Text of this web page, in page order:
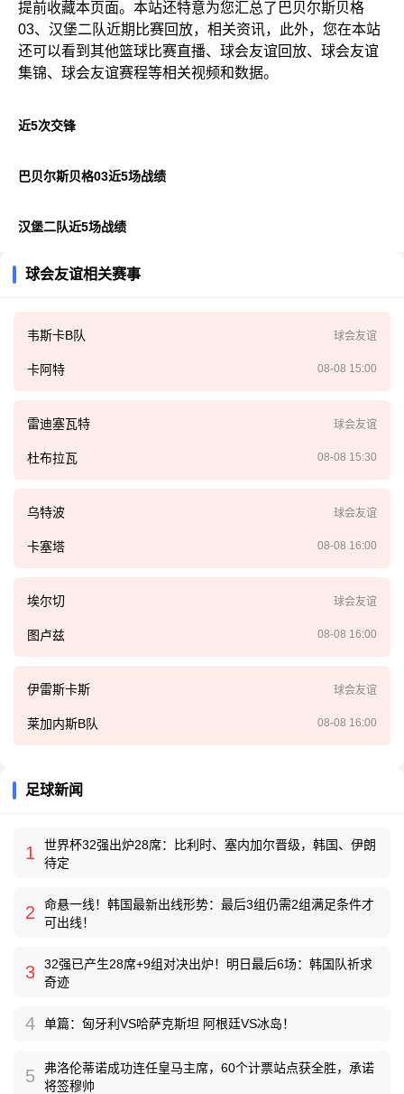
提前收藏本页面。本站还特意为您汇总了巴贝尔斯贝格
03、汉堡二队近期比赛回放，相关资讯，此外，您在本站
还可以看到其他篮球比赛直播、球会友谊回放、球会友谊
集锦、球会友谊赛程等相关视频和数据。
近5次交锋
巴贝尔斯贝格03近5场战绩
汉堡二队近5场战绩
球会友谊相关赛事
韦斯卡B队 球会友谊
卡阿特 08-08 15:00
雷迪塞瓦特 球会友谊
杜布拉瓦 08-08 15:30
乌特波 球会友谊
卡塞塔 08-08 16:00
埃尔切 球会友谊
图卢兹 08-08 16:00
伊雷斯卡斯 球会友谊
莱加内斯B队 08-08 16:00
足球新闻
1
世界杯32强出炉28席：比利时、塞内加尔晋级，韩国、伊朗
待定
2
命悬一线！韩国最新出线形势：最后3组仍需2组满足条件才
可出线！
3
32强已产生28席+9组对决出炉！明日最后6场：韩国队祈求
奇迹
4 单篇：匈牙利VS哈萨克斯坦 阿根廷VS冰岛！
5
弗洛伦蒂诺成功连任皇马主席，60个计票站点获全胜，承诺
将签穆帅